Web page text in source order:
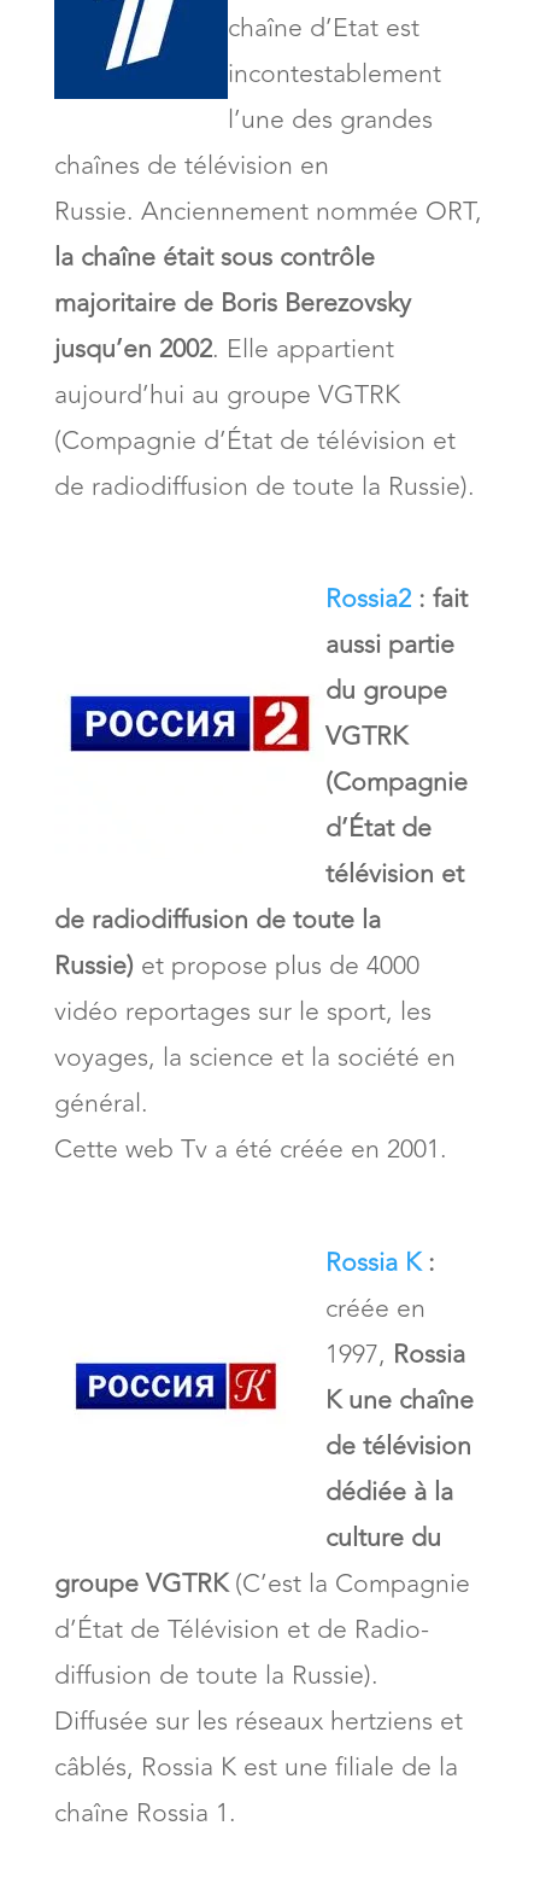
chaîne d’Etat est
incontestablement
l’une des grandes
chaînes de télévision en
Russie. Anciennement nommée ORT,
la chaîne était sous contrôle
majoritaire de Boris Berezovsky
jusqu’en 2002. Elle appartient
aujourd’hui au groupe VGTRK
(Compagnie d’État de télévision et
de radiodiffusion de toute la Russie).
Rossia2: fait
aussi partie
du groupe
VGTRK
(Compagnie
d’État de
télévision et
de radiodiffusion de toute la
Russie) et propose plus de 4000
vidéo reportages sur le sport, les
voyages, la science et la société en
général.
Cette web Tv a été créée en 2001.
Rossia K:
créée en
1997, Rossia
K une chaîne
de télévision
dédiée à la
culture du
groupe VGTRK(C’est la Compagnie
d’État de Télévision et de Radio-
diffusion de toute la Russie).
Diffusée sur les réseaux hertziens et
câblés, Rossia K est une filiale de la
chaîne Rossia 1.